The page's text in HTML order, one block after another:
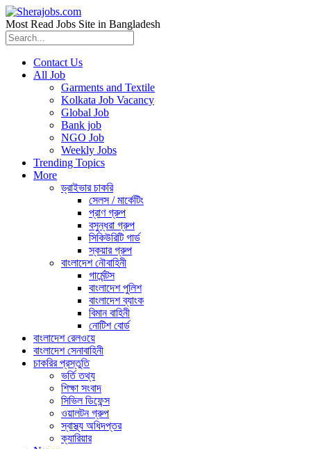
Most Read Jobs Site in Bangladesh
Contact Us
All Job
Garments and Textile
Kolkata Job Vacancy
Global Job
Bank job
NGO Job
Weekly Jobs
Trending Topics
More
ড্রাইভার চাকরি
সেলস / মার্কেটিং
প্রাণ গ্রুপ
বসুন্ধরা গ্রুপ
সিকিউরিটি গার্ড
স্কয়ার গ্রুপ
বাংলাদেশ নৌবাহিনী
গার্মেন্টস
বাংলাদেশ পুলিশ
বাংলাদেশ ব্যাংক
বিমান বাহিনী
নোটিশ বোর্ড
বাংলাদেশ রেলওয়ে
বাংলাদেশ সেনাবাহিনী
চাকরির প্রস্তুতি
ভর্তি তথ্য
শিক্ষা সংবাদ
সিভিল ডিফেন্স
ওয়ালটন গ্রুপ
স্বাস্থ্য অধিদপ্তর
ক্যারিয়ার